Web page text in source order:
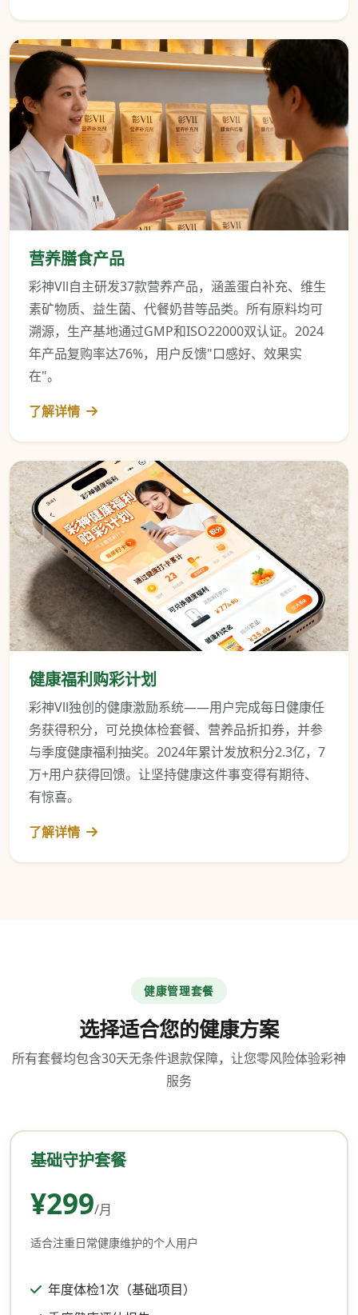
营养膳食产品
彩神Vll自主研发37款营养产品，涵盖蛋白补充、维生
素矿物质、益生菌、代餐奶昔等品类。所有原料均可
溯源，生产基地通过GMP和ISO22000双认证。2024
年产品复购率达76%，用户反馈"口感好、效果实
在"。
了解详情
健康福利购彩计划
彩神Vll独创的健康激励系统——用户完成每日健康任
务获得积分，可兑换体检套餐、营养品折扣券，并参
与季度健康福利抽奖。2024年累计发放积分2.3亿，7
万+用户获得回馈。让坚持健康这件事变得有期待、
有惊喜。
了解详情
健康管理套餐
选择适合您的健康方案
所有套餐均包含30天无条件退款保障，让您零风险体验彩神
服务
基础守护套餐
¥299/月
适合注重日常健康维护的个人用户
年度体检1次（基础项目）